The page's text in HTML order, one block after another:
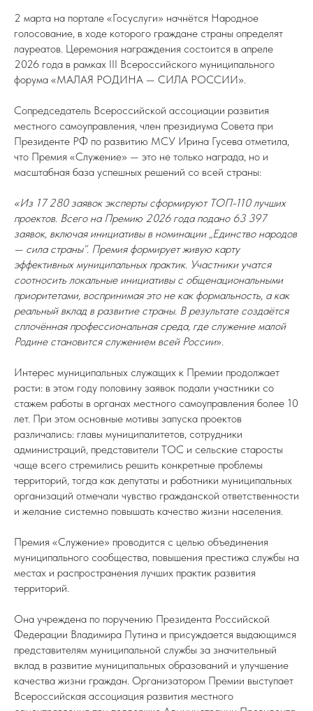
2 марта на портале «Госуслуги» начнётся Народное
голосование, в ходе которого граждане страны определят
лауреатов. Церемония награждения состоится в апреле
2026 года в рамках III Всероссийского муниципального
форума «МАЛАЯ РОДИНА — СИЛА РОССИИ».
Сопредседатель Всероссийской ассоциации развития
местного самоуправления, член президиума Совета при
Президенте РФ по развитию МСУ Ирина Гусева отметила,
что Премия «Служение» — это не только награда, но и
масштабная база успешных решений со всей страны:
«Из 17 280 заявок эксперты сформируют ТОП-110 лучших
проектов. Всего на Премию 2026 года подано 63 397
заявок, включая инициативы в номинации „Единство народов
— сила страны“. Премия формирует живую карту
эффективных муниципальных практик. Участники учатся
соотносить локальные инициативы с общенациональными
приоритетами, воспринимая это не как формальность, а как
реальный вклад в развитие страны. В результате создаётся
сплочённая профессиональная среда, где служение малой
Родине становится служением всей России».
Интерес муниципальных служащих к Премии продолжает
расти: в этом году половину заявок подали участники со
стажем работы в органах местного самоуправления более 10
лет. При этом основные мотивы запуска проектов
различались: главы муниципалитетов, сотрудники
администраций, представители ТОС и сельские старосты
чаще всего стремились решить конкретные проблемы
территорий, тогда как депутаты и работники муниципальных
организаций отмечали чувство гражданской ответственности
и желание системно повышать качество жизни населения.
Премия «Служение» проводится с целью объединения
муниципального сообщества, повышения престижа службы на
местах и распространения лучших практик развития
территорий.
Она учреждена по поручению Президента Российской
Федерации Владимира Путина и присуждается выдающимся
представителям муниципальной службы за значительный
вклад в развитие муниципальных образований и улучшение
качества жизни граждан. Организатором Премии выступает
Всероссийская ассоциация развития местного